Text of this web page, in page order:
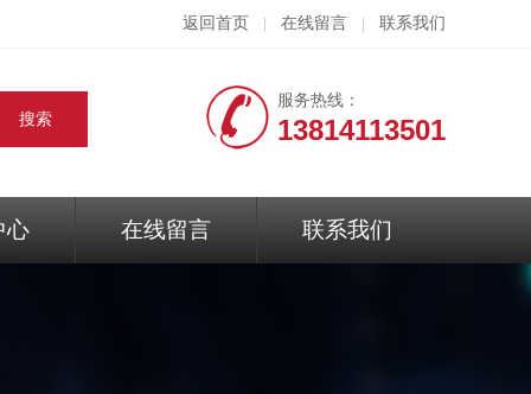
返回首页 在线留言 联系我们
服务热线：
13814113501
心 在线留言 联系我们